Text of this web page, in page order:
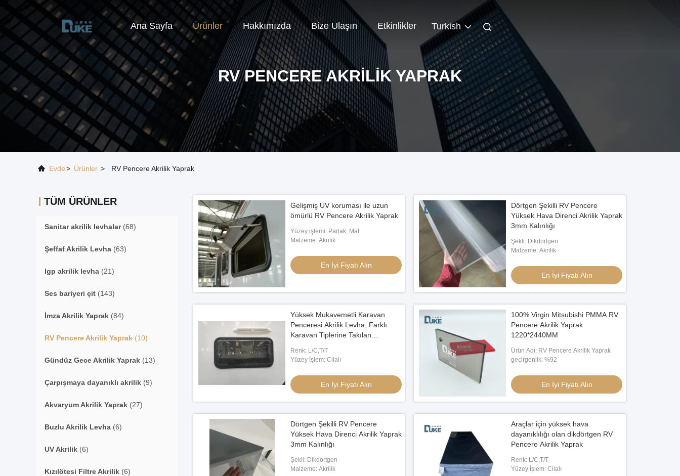
Ana Sayfa Ürünler Hakkımızda Bize Ulaşın Etkinlikler Turkish
RV PENCERE AKRILIK YAPRAK
Evde> Ürünler > RV Pencere Akrilik Yaprak
TÜM ÜRÜNLER
Sanitar akrilik levhalar(68)
Şeffaf Akrilik Levha (63)
lgp akrilik levha (21)
Ses bariyeri çit (143)
İmza Akrilik Yaprak (84)
RV Pencere Akrilik Yaprak (10)
Gündüz Gece Akrilik Yaprak (13)
Çarpışmaya dayanıklı akrilik (9)
Akvaryum Akrilik Yaprak (27)
Buzlu Akrilik Levha (6)
UV Akrilik (6)
Kızılötesi Filtre Akrilik (6)
Gelişmiş UV koruması ile uzun
ömürlü RV Pencere Akrilik Yaprak
Yüzey işlemi: Parlak, Mat
Malzeme: Akrilik
En İyi Fiyatı Alın
Dörtgen Şekilli RV Pencere
Yüksek Hava Direnci Akrilik Yaprak
3mm Kalınlığı
Şekli: Dikdörtgen
Malzeme: Akrilik
En İyi Fiyatı Alın
Yüksek Mukavemetli Karavan
Penceresi Akrilik Levha, Farklı
Karavan Tiplerine Takılan
Ömür Sağlar
Renk: L/C,T/T
Yüzey İşlem: Cilalı
En İyi Fiyatı Alın
100% Virgin Mitsubishi PMMA RV
Pencere Akrilik Yaprak
1220*2440MM
Ürün Adı: RV Pencere Akrilik Yaprak
geçirgenlik: %92
En İyi Fiyatı Alın
Dörtgen Şekilli RV Pencere
Yüksek Hava Direnci Akrilik Yaprak
3mm Kalınlığı
Şekil: Dikdörtgen
Malzeme: Akrilik
Araçlar için yüksek hava
dayanıklılığı olan dikdörtgen RV
Pencere Akrilik Yaprak
Renk: L/C,T/T
Yüzey İşlem: Cilalı